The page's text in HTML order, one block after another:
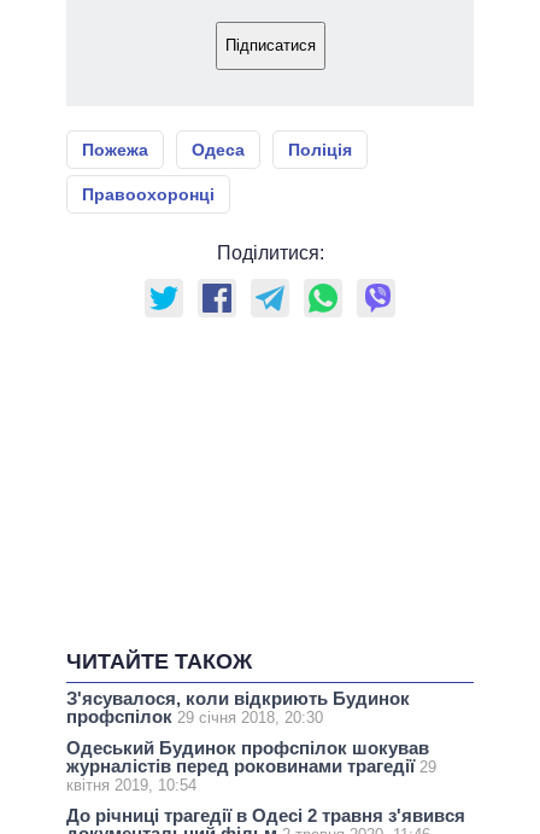
Підписатися
Пожежа Одеса Поліція
Правоохоронці
Поділитися:
ЧИТАЙТЕ ТАКОЖ
З'ясувалося, коли відкриють Будинок
профспілок 29 січня 2018, 20:30
Одеський Будинок профспілок шокував
журналістів перед роковинами трагедії 29
квітня 2019, 10:54
До річниці трагедії в Одесі 2 травня з'явився